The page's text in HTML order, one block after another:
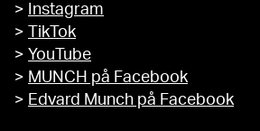
>
Instagram
>
TikTok
> YouTube
> MUNCH på Facebook
> Edvard Munch på Facebook